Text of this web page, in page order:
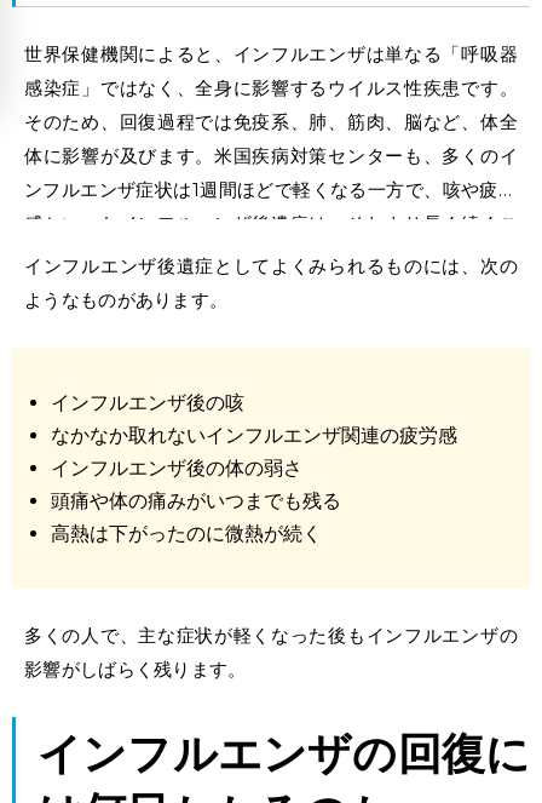
世界保健機関によると、インフルエンザは単なる「呼吸器
感染症」ではなく、全身に影響するウイルス性疾患です。
そのため、回復過程では免疫系、肺、筋肉、脳など、体全
体に影響が及びます。米国疾病対策センターも、多くのイ
ンフルエンザ症状は1週間ほどで軽くなる一方で、咳や疲労
感といったインフルエンザ後遺症は、それより長く続くこ
とが多いとしています。
インフルエンザ後遺症としてよくみられるものには、次の
ようなものがあります。
インフルエンザ後の咳
なかなか取れないインフルエンザ関連の疲労感
インフルエンザ後の体の弱さ
頭痛や体の痛みがいつまでも残る
高熱は下がったのに微熱が続く
多くの人で、主な症状が軽くなった後もインフルエンザの
影響がしばらく残ります。
インフルエンザの 回復に